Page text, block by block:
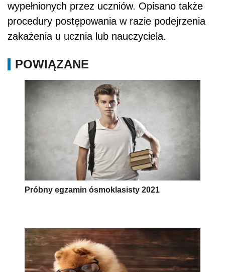
wypełnionych przez uczniów. Opisano także
procedury postępowania w razie podejrzenia
zakażenia u ucznia lub nauczyciela.
POWIĄZANE
Próbny egzamin ósmoklasisty 2021